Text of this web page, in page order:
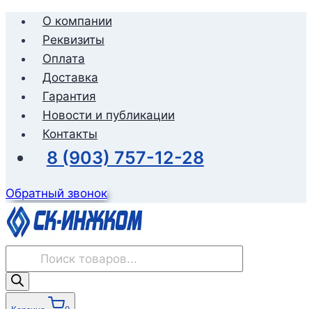
Перейти
содержимому
О компании
Реквизиты
Оплата
Доставка
Гарантия
Новости и публикации
Контакты
8 (903) 757-12-28
Обратный звонок
товаров